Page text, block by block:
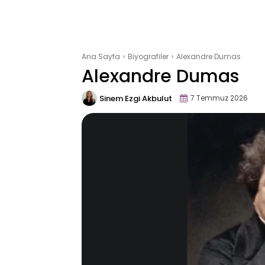
Ana Sayfa Biyografiler Alexandre Dumas
Alexandre Dumas
Sinem Ezgi Akbulut 7 Temmuz 2026